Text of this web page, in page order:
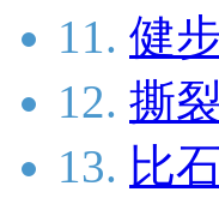
11. 健
12. 撕
13. 比